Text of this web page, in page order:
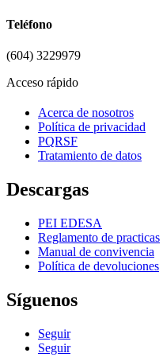
Teléfono
(604) 3229979
Acceso rápido
Acerca de nosotros
Política de privacidad
PQRSF
Tratamiento de datos
Descargas
PEI EDESA
Reglamento de practicas
Manual de convivencia
Política de devoluciones
Síguenos
Seguir
Seguir